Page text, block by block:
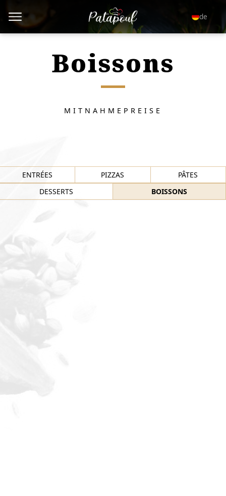
de
Boissons
MITNAHMEPREISE
ENTRÉES PIZZAS
PÂTES
DESSERTS
BOISSONS